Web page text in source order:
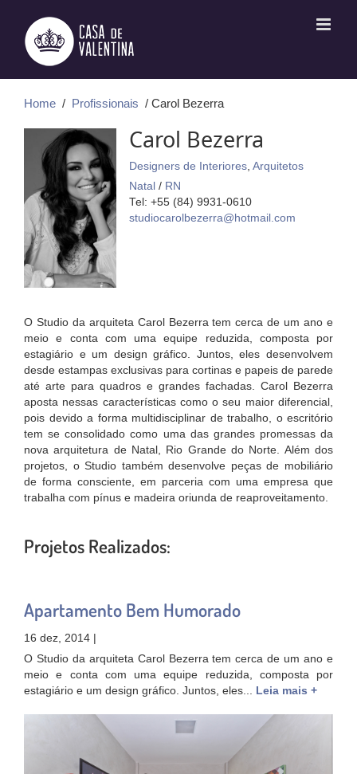
conteúdo
Home / Profissionais / Carol Bezerra
Carol Bezerra
Designers de Interiores Arquitetos
Natal / RN
Tel: +55 (84) 9931-0610
studiocarolbezerra@hotmail.com
O Studio da arquiteta Carol Bezerra tem cerca de um ano e
meio e conta com uma equipe reduzida, composta por
estagiário e um design gráfico. Juntos, eles desenvolvem
desde estampas exclusivas para cortinas e papeis de parede
até arte para quadros e grandes fachadas. Carol Bezerra
aposta nessas características como o seu maior diferencial,
pois devido a forma multidisciplinar de trabalho, o escritório
tem se consolidado como uma das grandes promessas da
nova arquitetura de Natal, Rio Grande do Norte. Além dos
projetos, o Studio também desenvolve peças de mobiliário
de forma consciente, em parceria com uma empresa que
trabalha com pínus e madeira oriunda de reaproveitamento.
Projetos Realizados:
Apartamento Bem Humorado
16 dez, 2014 |
O Studio da arquiteta Carol Bezerra tem cerca de um ano e
meio e conta com uma equipe reduzida, composta por
estagiário e um design gráfico. Juntos, eles... Leia mais +